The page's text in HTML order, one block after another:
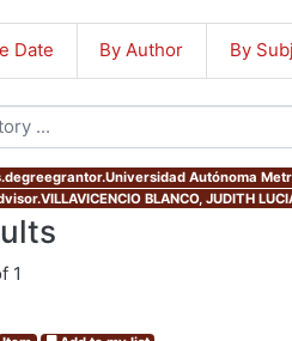
Date By Author By
Autónoma
BLANCO, JUDITH
1